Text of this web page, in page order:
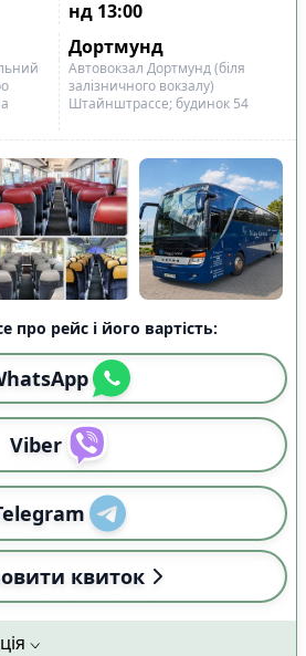
нд 13:00
Дортмунд
Автовокзал Дортмунд (біля
залізничного вокзалу)
Штайнштрассе; будинок 54
про рейс і його вартість:
Viber
квиток